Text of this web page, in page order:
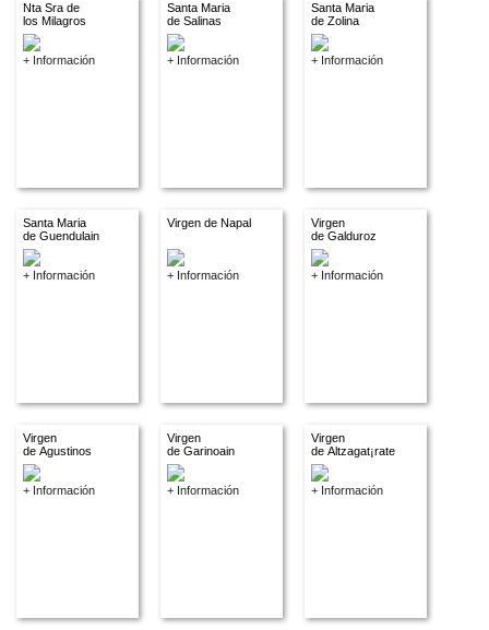
Nta Sra de
los Milagros
+ Información
Santa Maria
de Salinas
+ Información
Santa Maria
de Zolina
+ Información
Santa Maria
de Guendulain
+ Información
Virgen de Napal
+ Información
Virgen
de Galduroz
+ Información
Virgen
de Agustinos
+ Información
Virgen
de Garinoain
+ Información
Virgen
de Altzagat¡rate
+ Información